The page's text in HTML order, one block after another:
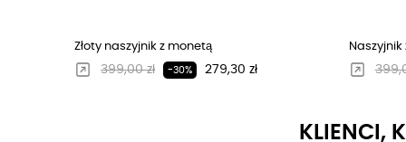
Złoty naszyjnik z monetą
Regularna cena
399,00 zł -30% Cena
279,30 zł
Naszyjnik
KLIENCI,